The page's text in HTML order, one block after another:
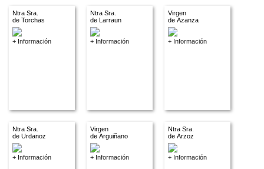
Ntra Sra.
de Torchas
+ Información
Ntra Sra.
de Larraun
+ Información
Virgen
de Azanza
+ Información
Ntra Sra.
de Urdanoz
+ Información
Virgen
de Arguiñano
+ Información
Ntra Sra.
de Arzoz
+ Información